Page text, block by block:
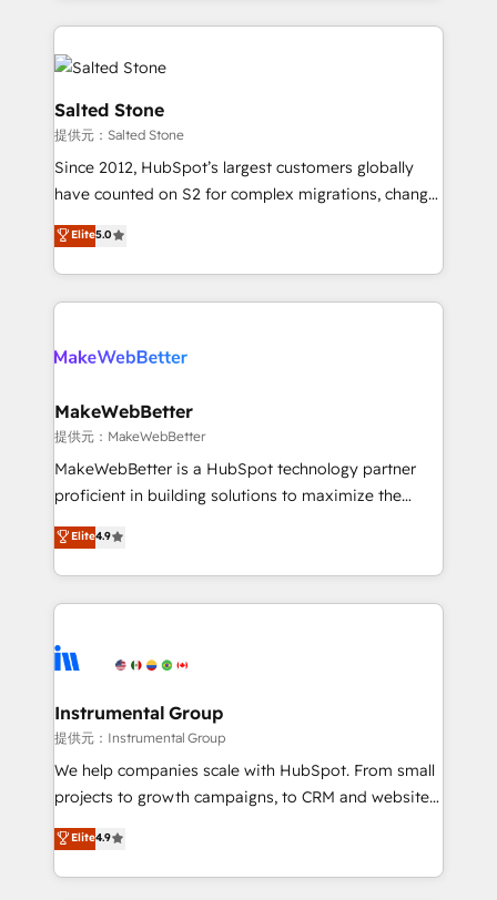
we de-risk complex CRM programmes and
accelerate ROI across every HubSpot Hub. 🧭 From
multi-region migrations to AI-powered automation,
we turn complexity into clarity, human at global
scale. 🏆 HubSpot’s CEO called us “the partner of the
future.” Others agree it is proof of trust built through
measurable impact.
Salted Stone
提供元：Salted Stone
Since 2012, HubSpot’s largest customers globally
have counted on S2 for complex migrations, change
management, systems integration, and creative
solutions that deliver measurable impact and
transform brand experiences As one of the few full-
service creative agencies in the HubSpot
winning design to build scalable, globally
marketing campaigns, & RevOps frameworks that
fuel long-term success We connect the entire
customer lifecycle through seamless integrations,
ensure long-term adoption with change-
and service to drive sustainable growth With 6 key
HubSpot accreditations and experience across
teams has worked with clients just like you Let’s
explore whether S2 is the partner you’ve been
Elite5.0
MakeWebBetter
提供元：MakeWebBetter
MakeWebBetter is a HubSpot technology partner
proficient in building solutions to maximize the
operational efficiency of HubSpot. The fastest-
growing tech-enabler & facilitator, MakeWebBetter,
hands you the blend of HubSpot expertise &
eminent solutions & integrations. Trust us to
Elite Partners with 10+ years of HubSpot experience
Premier Partner 2023 🌟5 HubSpot Accreditations 🌟
Won HubSpot Theme Challenge 2021 🌟INBOUND’19
HubSpot Rising Star Why us? Harnessing the full
potential of the powerful HubSpot CRM. ✔️A team of
HubSpot experience ✔️Flexible pricing models —
Hourly-fee (assigned one Dedicated HubSpot
Elite4.9
Instrumental Group
提供元：Instrumental Group
We help companies scale with HubSpot. From small
projects to growth campaigns, to CRM and websites.
Hire an agency that's experienced in every inch of
HubSpot and willing to work hand-in-hand with your
team to simplify the complex and build a better
Elite4.9